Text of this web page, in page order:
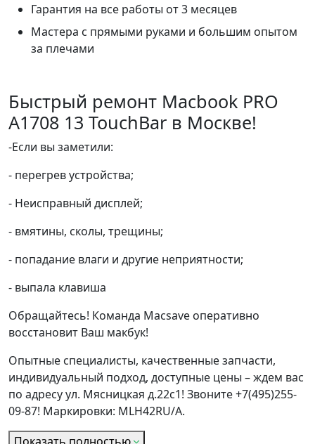
Гарантия на все работы от 3 месяцев
Мастера с прямыми руками и большим опытом
за плечами
Быстрый ремонт Macbook PRO
A1708 13 TouchBar в Москве!
-Если вы заметили:
- перегрев устройства;
- Неисправный дисплей;
- вмятины, сколы, трещины;
- попадание влаги и другие неприятности;
- выпала клавиша
Обращайтесь! Команда Macsave оперативно
восстановит Ваш макбук!
Опытные специалисты, качественные запчасти,
индивидуальный подход, доступные цены – ждем вас
по адресу ул. Мясницкая д.22с1! Звоните +7(495)255-
09-87! Маркировки: MLH42RU/A.
Показать полностью